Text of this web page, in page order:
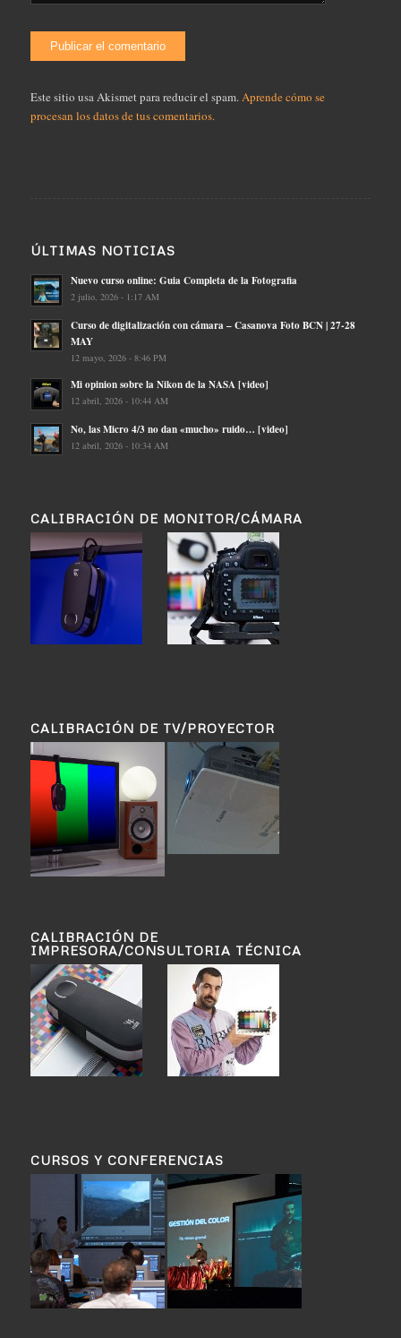
Este sitio usa Akismet para reducir el spam.Aprende cómo se
procesan los datos de tus comentarios.
ÚLTIMAS NOTICIAS
Nuevo curso online: Guia Completa de la Fotografia
2 julio, 2026 - 1:17 AM
Curso de digitalización con cámara – Casanova Foto BCN | 27-28
MAY
12 mayo, 2026 - 8:46 PM
Mi opinion sobre la Nikon de la NASA [video]
12 abril, 2026 - 10:44 AM
No, las Micro 4/3 no dan «mucho» ruido… [video]
12 abril, 2026 - 10:34 AM
CALIBRACIÓN DE MONITOR/CÁMARA
CALIBRACIÓN DE TV/PROYECTOR
CALIBRACIÓN DE
IMPRESORA/CONSULTORIA TÉCNICA
CURSOS Y CONFERENCIAS